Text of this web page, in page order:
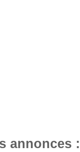
annonces